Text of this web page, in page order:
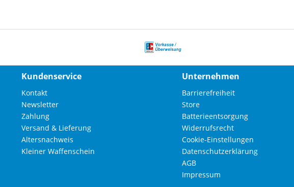
Kundenservice
Kontakt
Newsletter
Zahlung
Versand & Lieferung
Altersnachweis
Kleiner Waffenschein
Unternehmen
Barrierefreiheit
Store
Batterieentsorgung
Widerrufsrecht
Cookie-Einstellungen
Datenschutzerklärung
AGB
Impressum